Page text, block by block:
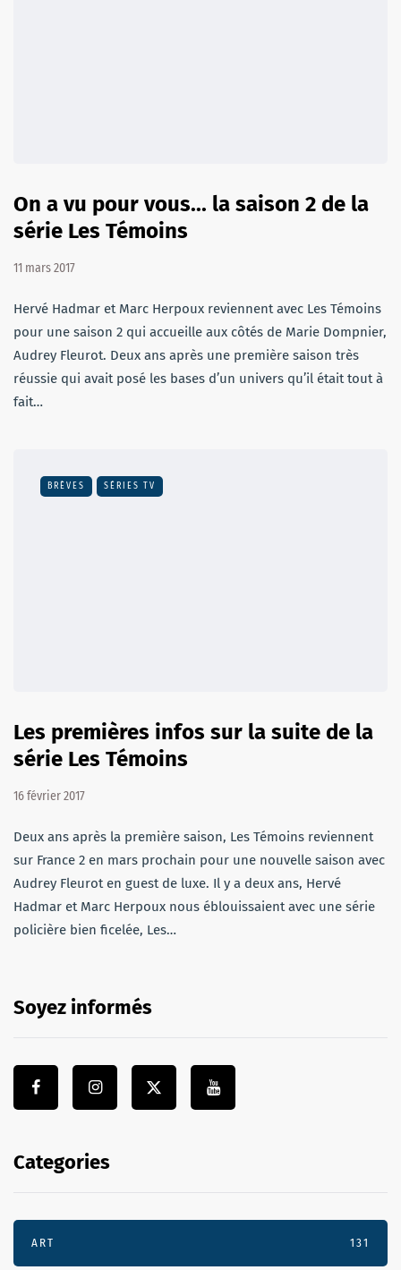
On a vu pour vous... la saison 2 de la
série Les Témoins
11 mars 2017
Hervé Hadmar et Marc Herpoux reviennent avec Les Témoins
pour une saison 2 qui accueille aux côtés de Marie Dompnier,
Audrey Fleurot. Deux ans après une première saison très
réussie qui avait posé les bases d’un univers qu’il était tout à
fait…
BRÈVES SÉRIES TV
Les premières infos sur la suite de la
série Les Témoins
16 février 2017
Deux ans après la première saison, Les Témoins reviennent
sur France 2 en mars prochain pour une nouvelle saison avec
Audrey Fleurot en guest de luxe. Il y a deux ans, Hervé
Hadmar et Marc Herpoux nous éblouissaient avec une série
policière bien ficelée, Les…
Soyez informés
Categories
ART 131